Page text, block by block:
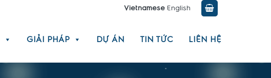
Vietnamese English
GIẢI PHÁP DỰ ÁN TIN TỨC LIÊN HỆ